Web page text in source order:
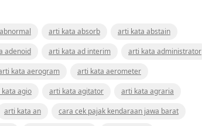
arti kata absorb
arti kata abstain
adenoid arti kata ad interim
arti kata administrator
kata aerogram
arti kata aerometer
agio arti kata agitator
arti kata agraria
arti kata an
cara cek pajak kendaraan jawa barat